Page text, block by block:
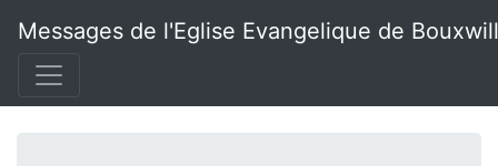
Messages de l'Eglise Evangelique de